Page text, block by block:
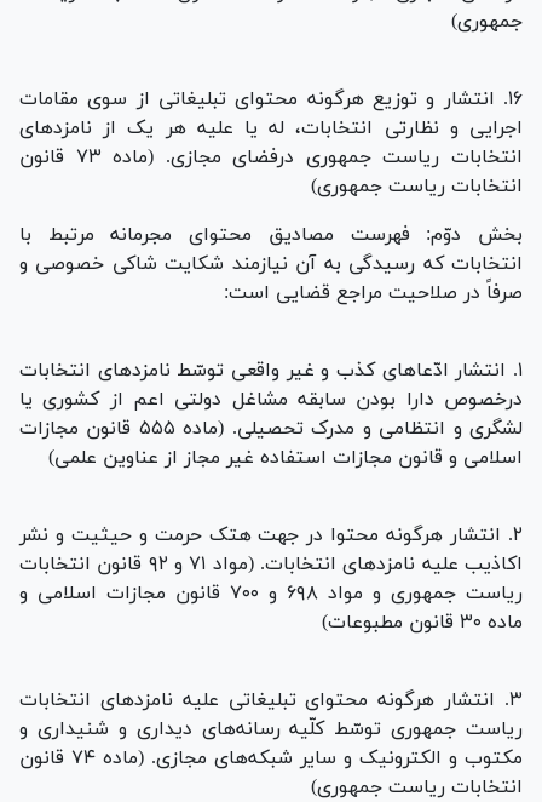
جمهوری)
۱۶. انتشار و توزیع هرگونه محتوای تبلیغاتی از سوی مقامات
اجرایی و نظارتی انتخابات، له یا علیه هر یک از نامزد‌های
انتخابات ریاست جمهوری درفضای مجازی. (ماده ۷۳ قانون
انتخابات ریاست جمهوری)
بخش دوّم: فهرست مصادیق محتوای مجرمانه مرتبط با
انتخابات که رسیدگی به آن نیازمند شکایت شاکی خصوصی و
صرفاً در صلاحیت مراجع قضایی است:
۱. انتشار ادّعا‌های کذب و غیر واقعی توسّط نامزد‌های انتخابات
درخصوص دارا بودن سابقه مشاغل دولتی اعم از کشوری یا
لشگری و انتظامی و مدرک تحصیلی. (ماده ۵۵۵ قانون مجازات
اسلامی و قانون مجازات استفاده غیر مجاز از عناوین علمی)
۲. انتشار هرگونه محتوا در جهت هتک حرمت و حیثیت و نشر
اکاذیب علیه نامزد‌های انتخابات. (مواد ۷۱ و ۹۲ قانون انتخابات
ریاست جمهوری و مواد ۶۹۸ و ۷۰۰ قانون مجازات اسلامی و
ماده ۳۰ قانون مطبوعات)
۳. انتشار هرگونه محتوای تبلیغاتی علیه نامزد‌های انتخابات
ریاست جمهوری توسّط کلّیه رسانه‌های دیداری و شنیداری و
مکتوب و الکترونیک و سایر شبکه‌های مجازی. (ماده ۷۴ قانون
انتخابات ریاست جمهوری)